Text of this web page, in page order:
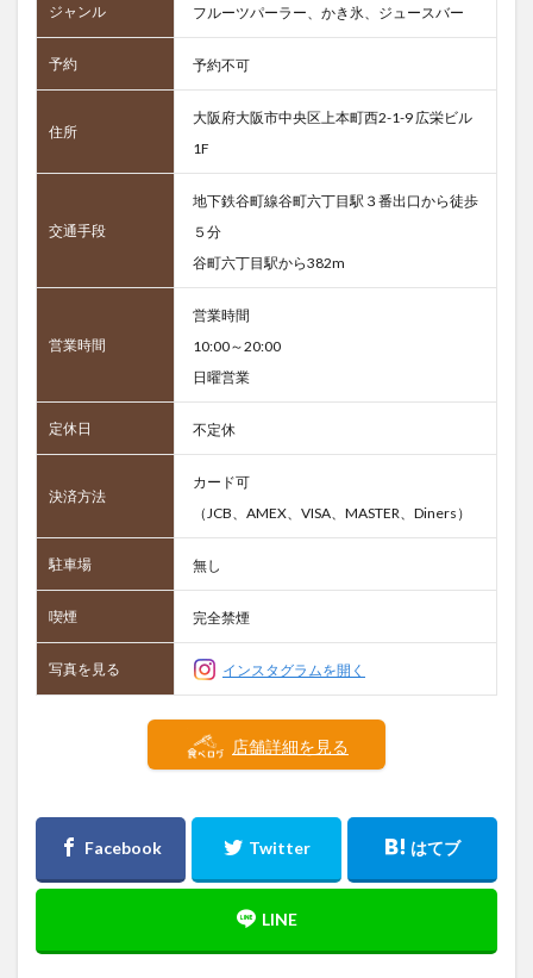
ジャンル フルーツパーラー、かき氷、ジュースバー
予約 予約不可
住所
大阪府大阪市中央区上本町西2-1-9 広栄ビル
1F
交通手段
地下鉄谷町線谷町六丁目駅３番出口から徒歩
５分
谷町六丁目駅から382m
営業時間
営業時間
10:00～20:00
日曜営業
定休日 不定休
決済方法
カード可
（JCB、AMEX、VISA、MASTER、Diners）
駐車場 無し
喫煙 完全禁煙
写真を見る インスタグラムを開く
店舗詳細を見る